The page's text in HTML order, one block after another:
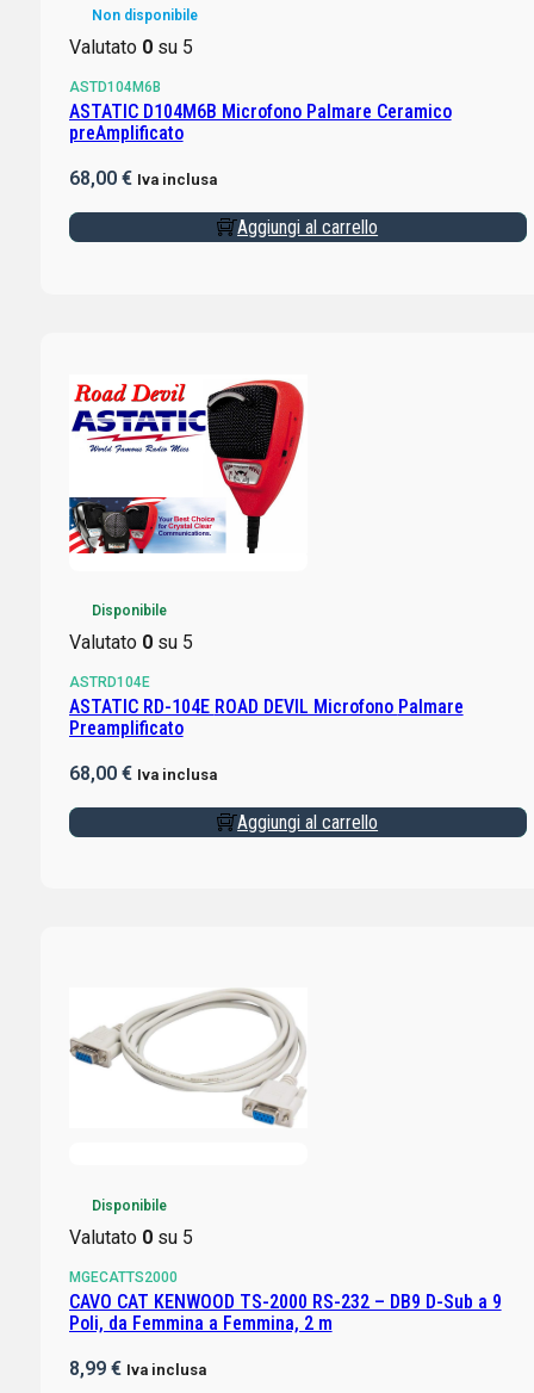
Non disponibile
Valutato 0su 5
ASTD104M6B
ASTATIC D104M6B Microfono Palmare Ceramico
preAmplificato
68,00 € Iva inclusa
Aggiungi al carrello
Disponibile
Valutato 0su 5
ASTRD104E
ASTATIC RD-104E ROAD DEVIL Microfono Palmare
Preamplificato
68,00 € Iva inclusa
Aggiungi al carrello
Disponibile
Valutato 0su 5
MGECATTS2000
CAVO CAT KENWOOD TS-2000 RS-232 – DB9 D-Sub a 9
Poli, da Femmina a Femmina, 2 m
8,99 € Iva inclusa